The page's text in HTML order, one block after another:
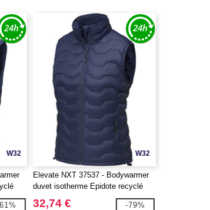
W32 W32
Elevate NXT 37537 - Bodywarmer
duvet isotherme Epidote recyclé
certifié GRS pour femme
32,74 € -79%